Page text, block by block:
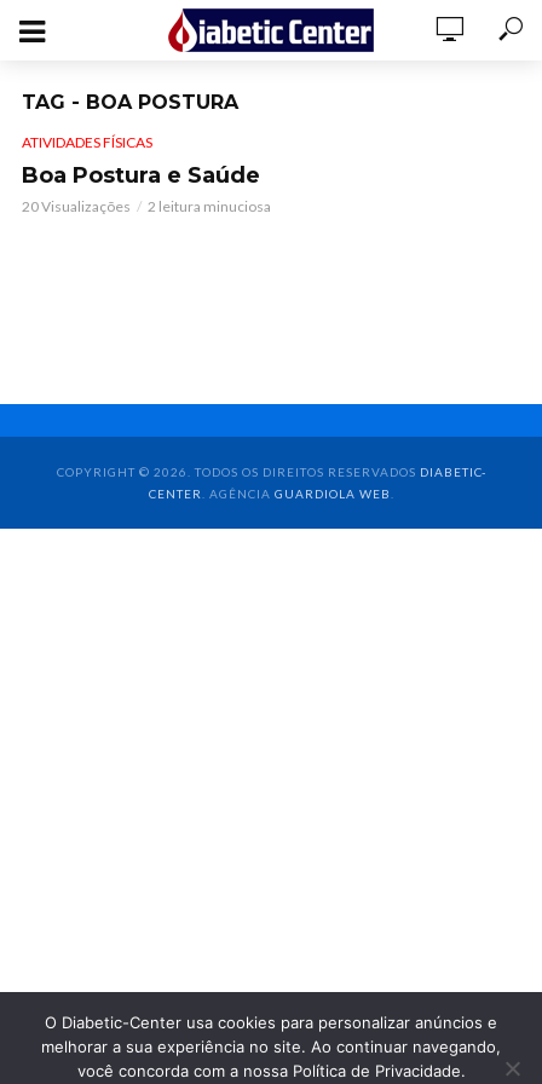
TAG - BOA POSTURA
ATIVIDADES FÍSICAS
Boa Postura e Saúde
20 Visualizações 2 leitura minuciosa
COPYRIGHT © 2026. TODOS OS DIREITOS RESERVADOS DIABETIC-
CENTER
. AGÊNCIA GUARDIOLA WEB
O Diabetic-Center usa cookies para personalizar anúncios e
melhorar a sua experiência no site. Ao continuar navegando,
você concorda com a nossa Política de Privacidade.